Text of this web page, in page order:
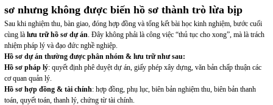
sơ nhưng không được biến hồ sơ thành trò lừa bịp
Sau khi nghiệm thu, bàn giao, đóng hợp đồng và tổng kết bài học kinh nghiệm, bước cuối
cùng là lưu trữ hồ sơ dự án. Đây không phải là công việc “thủ tục cho xong”, mà là trách
nhiệm pháp lý và đạo đức nghề nghiệp.
Hồ sơ dự án thường được phân nhóm & lưu trữ như sau:
Hồ sơ pháp lý: quyết định phê duyệt dự án, giấy phép xây dựng, văn bản chấp thuận các
cơ quan quản lý.
Hồ sơ hợp đồng & tài chính: hợp đồng, phụ lục, biên bản nghiệm thu, biên bản thanh
toán, quyết toán, thanh lý, chứng từ tài chính.